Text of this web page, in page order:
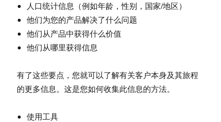
人口统计信息（例如年龄，性别，国家/地区）
他们为您的产品解决了什么问题
他们从产品中获得什么价值
他们从哪里获得信息
有了这些要点，您就可以了解有关客户本身及其旅程
的更多信息。这是您如何收集此信息的方法。
使用工具